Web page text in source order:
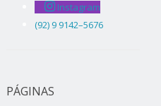
Instagram
(92) 9 9142–5676
PÁGINAS